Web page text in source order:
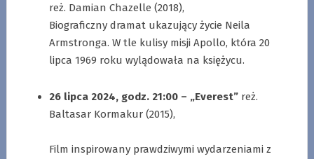
reż. Damian Chazelle (2018),
Biograficzny dramat ukazujący życie Neila
Armstronga. W tle kulisy misji Apollo, która 20
lipca 1969 roku wylądowała na księżycu.
26 lipca 2024, godz. 21:00 – „Everest”reż.
Baltasar Kormakur (2015),
Film inspirowany prawdziwymi wydarzeniami z